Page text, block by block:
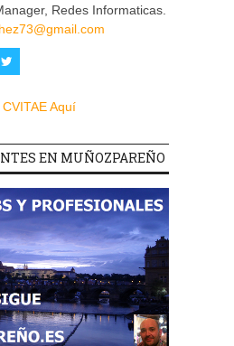
Redes Informaticas.
CVITAE Aquí
EN MUÑOZPAREÑO